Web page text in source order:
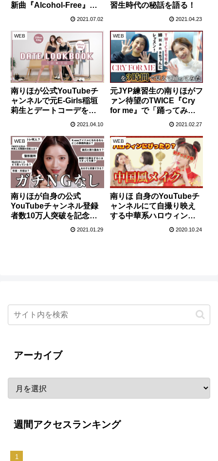
新曲『Alcohol-Free』を
2021.07.02
習生時代の秘話を語る！
2021.04.23
WEB
南りほが公式YouTubeチ
ャンネルで元E-Girls稲垣
莉生とデートコーデを公
開！【LOOK BOOK】
2021.04.10
WEB
元JYP練習生の南りほがフ
ァン待望のTWICE『Cry
for me』で「踊ってみ
た」動画を配信！
2021.02.27
WEB
南りほが自身の公式
YouTubeチャンネル登録
者数10万人突破を記念し
てNGなしの質問返しを開
2021.01.29
WEB
南りほ 自身のYouTubeチ
ャンネルにて自撮り映え
する中華系ハロウィンメ
2020.10.24
アーカイブ
週間アクセスランキング